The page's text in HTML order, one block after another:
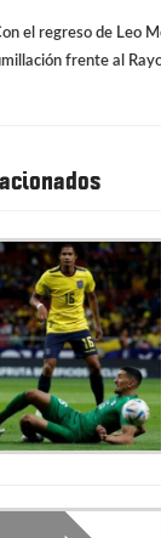
el regreso de Leo
frente al